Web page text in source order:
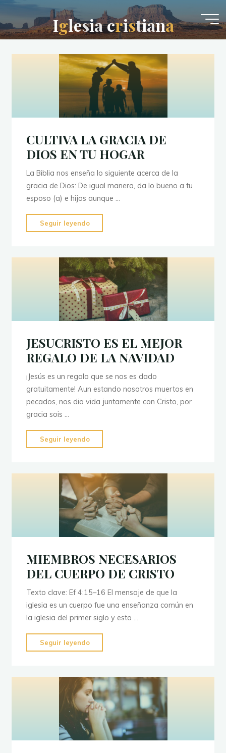
Saltar
contenido
Iglesiacristiana
CULTIVA LA GRACIA DE
DIOS EN TU HOGAR
La Biblia nos enseña lo siguiente acerca de la
gracia de Dios: De igual manera, da lo bueno a tu
esposo (a) e hijos aunque …
Seguir leyendo
LA
DE
DIOS
EN
TU
HOGAR"
JESUCRISTO ES EL MEJOR
REGALO DE LA NAVIDAD
¡Jesús es un regalo que se nos es dado
gratuitamente! Aun estando nosotros muertos en
pecados, nos dio vida juntamente con Cristo, por
gracia sois …
Seguir leyendo
ES
MEJOR
REGALO
DE
LA
NAVIDAD"
MIEMBROS NECESARIOS
DEL CUERPO DE CRISTO
Texto clave: Ef 4:15–16 El mensaje de que la
iglesia es un cuerpo fue una enseñanza común en
la iglesia del primer siglo y esto …
Seguir leyendo
NECESARIOS
CUERPO
DE
CRISTO"